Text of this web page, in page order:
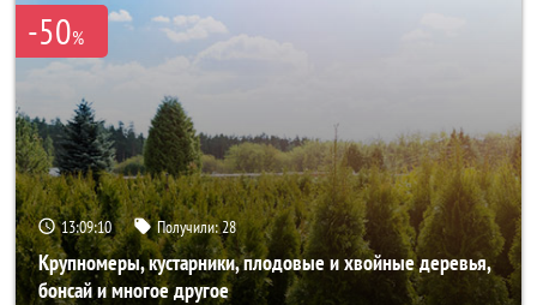
-50%
13:09:09 Получили:28
Крупномеры, кустарники, плодовые и хвойные деревья,
бонсай и многое другое